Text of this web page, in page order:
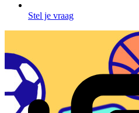
Stel je vraag